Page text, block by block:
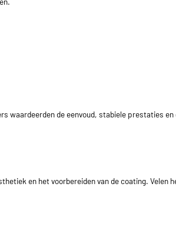
waardeerden de eenvoud, stabiele prestaties en
en het voorbereiden van de coating. Velen